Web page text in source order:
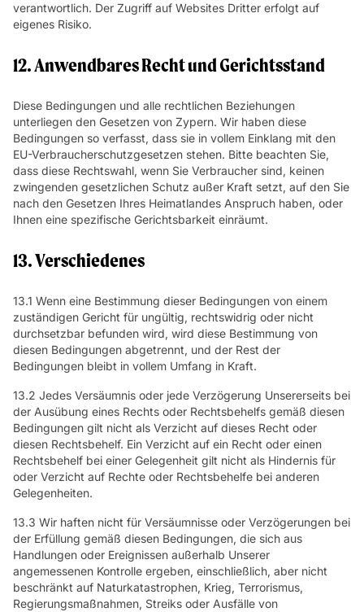
verantwortlich. Der Zugriff auf Websites Dritter erfolgt auf
eigenes Risiko.
12. Anwendbares Recht und Gerichtsstand
Diese Bedingungen und alle rechtlichen Beziehungen
unterliegen den Gesetzen von Zypern. Wir haben diese
Bedingungen so verfasst, dass sie in vollem Einklang mit den
EU-Verbraucherschutzgesetzen stehen. Bitte beachten Sie,
dass diese Rechtswahl, wenn Sie Verbraucher sind, keinen
zwingenden gesetzlichen Schutz außer Kraft setzt, auf den Sie
nach den Gesetzen Ihres Heimatlandes Anspruch haben, oder
Ihnen eine spezifische Gerichtsbarkeit einräumt.
13. Verschiedenes
13.1 Wenn eine Bestimmung dieser Bedingungen von einem
zuständigen Gericht für ungültig, rechtswidrig oder nicht
durchsetzbar befunden wird, wird diese Bestimmung von
diesen Bedingungen abgetrennt, und der Rest der
Bedingungen bleibt in vollem Umfang in Kraft.
13.2 Jedes Versäumnis oder jede Verzögerung Unsererseits bei
der Ausübung eines Rechts oder Rechtsbehelfs gemäß diesen
Bedingungen gilt nicht als Verzicht auf dieses Recht oder
diesen Rechtsbehelf. Ein Verzicht auf ein Recht oder einen
Rechtsbehelf bei einer Gelegenheit gilt nicht als Hindernis für
oder Verzicht auf Rechte oder Rechtsbehelfe bei anderen
Gelegenheiten.
13.3 Wir haften nicht für Versäumnisse oder Verzögerungen bei
der Erfüllung gemäß diesen Bedingungen, die sich aus
Handlungen oder Ereignissen außerhalb Unserer
angemessenen Kontrolle ergeben, einschließlich, aber nicht
beschränkt auf Naturkatastrophen, Krieg, Terrorismus,
Regierungsmaßnahmen, Streiks oder Ausfälle von